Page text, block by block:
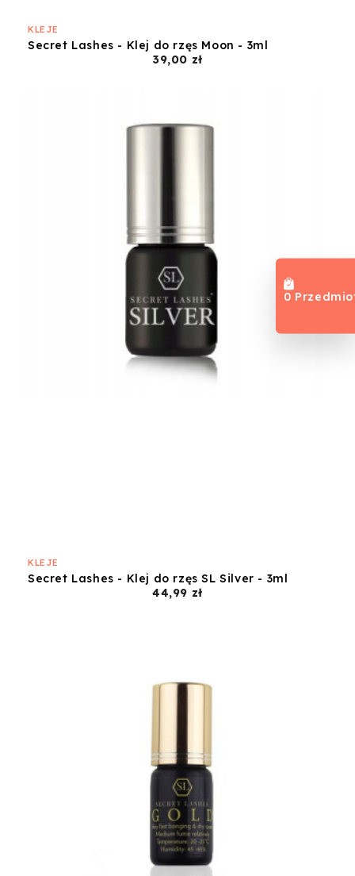
0
KLEJE
Secret Lashes - Klej do rzęs Moon - 3ml
39,00 złCena
KLEJE
Secret Lashes - Klej do rzęs SL Silver - 3ml
44,99 złCena